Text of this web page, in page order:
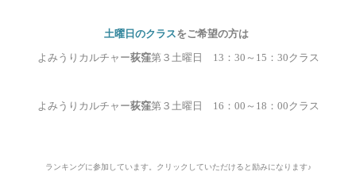
土曜日のクラスをご希望の方は
よみうりカルチャー荻窪第３土曜日 13 ：30 ～15 ：30クラス
よみうりカルチャー荻窪第３土曜日 16 ：00 ～18 ：00クラス
ランキングに参加しています。 クリックしていただけると励みになります♪